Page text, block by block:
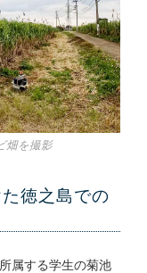
畑を撮影
徳之島での
属する学生の菊池